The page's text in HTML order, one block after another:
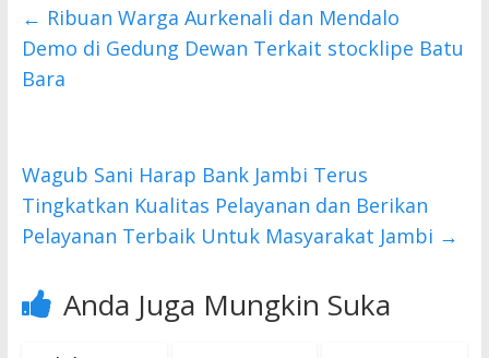
b
o
er s
A
← Ribuan Warga Aurkenali dan Mendalo
Demo di Gedung Dewan Terkait stocklipe Batu
Bara
Wagub Sani Harap Bank Jambi Terus
Tingkatkan Kualitas Pelayanan dan Berikan
Pelayanan Terbaik Untuk Masyarakat Jambi →
Anda Juga Mungkin Suka